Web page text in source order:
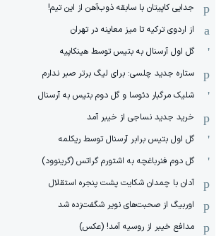
جدایی کاپیتان با سابقه ذوب‌آهن از این تیم!
از اردوی ترکیه تا میز معاینه در تهران
گل اول آرسنال به بتیس توسط هینکاپیه
ستاره جدید چلسی: برای لیگ برتر صبر ندارم
شلیک مرگبار دئوسا و گل دوم بتیس به آرسنال
خرید جدید نساجی از خیبر آمد
گل اول بتیس برابر آرسنال توسط ریکلمه
گل دوم فنرباغچه به اشتورم گراتس (گرینوود)
آدان با چمدان شکایت پشت پنجره استقلال
اوربیگ از صحبت‌های نویر شگفت‌زده شد
مدافع خیبر از روسیه آمد! (عکس)